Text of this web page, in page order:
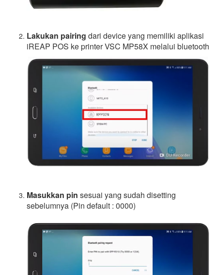
Lakukan pairing dari device yang memiliki aplikasi
iREAP POS ke printer VSC MP58X melalui bluetooth
Masukkan pin sesuai yang sudah disetting
sebelumnya (Pin default : 0000)